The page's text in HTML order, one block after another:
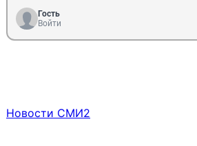
Гость
Войти
Новости СМИ2